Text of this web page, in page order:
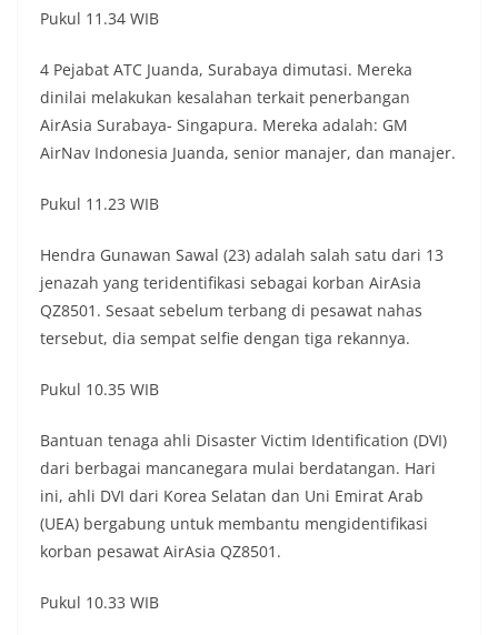
Pukul 11.34 WIB
4 Pejabat ATC Juanda, Surabaya dimutasi. Mereka
dinilai melakukan kesalahan terkait penerbangan
AirAsia Surabaya- Singapura. Mereka adalah: GM
AirNav Indonesia Juanda, senior manajer, dan manajer.
Pukul 11.23 WIB
Hendra Gunawan Sawal (23) adalah salah satu dari 13
jenazah yang teridentifikasi sebagai korban AirAsia
QZ8501. Sesaat sebelum terbang di pesawat nahas
tersebut, dia sempat selfie dengan tiga rekannya.
Pukul 10.35 WIB
Bantuan tenaga ahli Disaster Victim Identification (DVI)
dari berbagai mancanegara mulai berdatangan. Hari
ini, ahli DVI dari Korea Selatan dan Uni Emirat Arab
(UEA) bergabung untuk membantu mengidentifikasi
korban pesawat AirAsia QZ8501.
Pukul 10.33 WIB